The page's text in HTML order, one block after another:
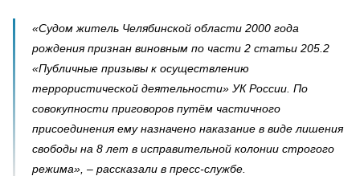
«Судом житель Челябинской области 2000 года
рождения признан виновным по части 2 статьи 205.2
«Публичные призывы к осуществлению
террористической деятельности» УК России. По
совокупности приговоров путём частичного
присоединения ему назначено наказание в виде лишения
свободы на 8 лет в исправительной колонии строгого
режима», – рассказали в пресс-службе.